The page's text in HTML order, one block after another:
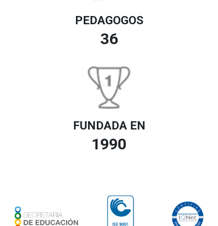
PEDAGOGOS
36
FUNDADA EN
1990